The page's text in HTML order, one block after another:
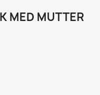
MED MUTTER